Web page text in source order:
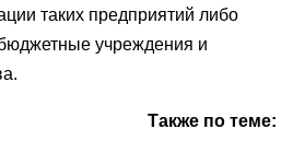
таких предприятий либо
учреждения и
Также по теме: